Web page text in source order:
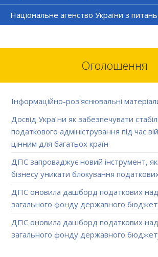
Національне агенство України з
Оголошення
Інформаційно-роз'яснювальні
Досвід України як забезпечувати
податкового адміністрування під час
цінним для багатьох країн
ДПС запроваджує новий інструмент,
бізнесу уникати блокування
ДПС оновила дашборд податкових
загального фонду державного
ДПС оновила дашборд податкових
загального фонду державного